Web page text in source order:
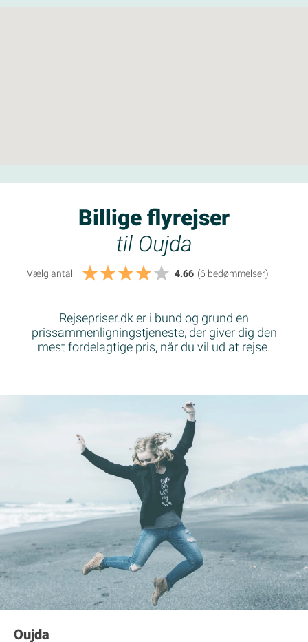
Billige flyrejser
til Oujda
Vælg antal: 4.66 (6 bedømmelser)
Rejsepriser.dk er i bund og grund en
prissammenligningstjeneste, der giver dig den
mest fordelagtige pris, når du vil ud at rejse.
Oujda